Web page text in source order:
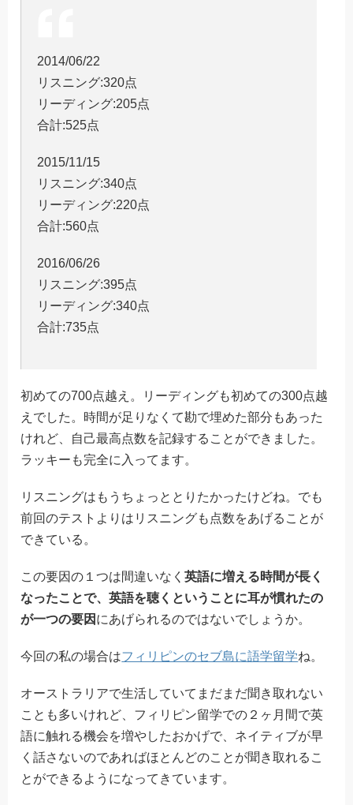
2014/06/22
リスニング:320点
リーディング:205点
合計:525点
2015/11/15
リスニング:340点
リーディング:220点
合計:560点
2016/06/26
リスニング:395点
リーディング:340点
合計:735点
初めての700点越え。リーディングも初めての300点越
えでした。時間が足りなくて勘で埋めた部分もあった
けれど、自己最高点数を記録することができました。
ラッキーも完全に入ってます。
リスニングはもうちょっととりたかったけどね。でも
前回のテストよりはリスニングも点数をあげることが
できている。
この要因の１つは間違いなく英語に増える時間が長く
なったことで、英語を聴くということに耳が慣れたの
が一つの要因 にあげられるのではないでしょうか。
今回の私の場合はフィリピンのセブ島に語学留学ね。
オーストラリアで生活していてまだまだ聞き取れない
ことも多いけれど、フィリピン留学での２ヶ月間で英
語に触れる機会を増やしたおかげで、ネイティブが早
く話さないのであればほとんどのことが聞き取れるこ
とができるようになってきています。